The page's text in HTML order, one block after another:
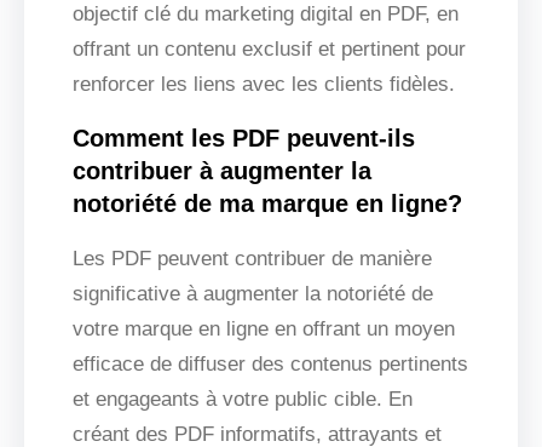
objectif clé du marketing digital en PDF, en
offrant un contenu exclusif et pertinent pour
renforcer les liens avec les clients fidèles.
Comment les PDF peuvent-ils
contribuer à augmenter la
notoriété de ma marque en ligne?
Les PDF peuvent contribuer de manière
significative à augmenter la notoriété de
votre marque en ligne en offrant un moyen
efficace de diffuser des contenus pertinents
et engageants à votre public cible. En
créant des PDF informatifs, attrayants et